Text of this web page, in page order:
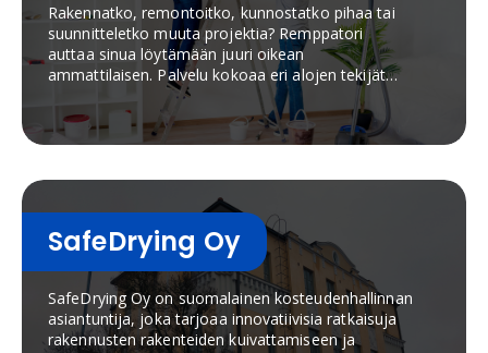
Rakennatko, remontoitko, kunnostatko pihaa tai
suunnitteletko muuta projektia? Remppatori
auttaa sinua löytämään juuri oikean
ammattilaisen. Palvelu kokoaa eri alojen tekijät
yhteen, jotta voit valita helposti tarpeisiisi
parhaiten sopivan osaajan.
SafeDrying Oy
SafeDrying Oy on suomalainen kosteudenhallinnan
asiantuntija, joka tarjoaa innovatiivisia ratkaisuja
rakennusten rakenteiden kuivattamiseen ja